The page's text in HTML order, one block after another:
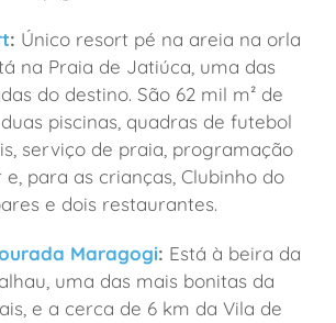
: Único resort pé na areia na orla
na Praia de Jatiúca, uma das
do destino. São 62 mil m² de
piscinas, quadras de futebol
serviço de praia, programação
para as crianças, Clubinho do
e dois restaurantes.
Maragogi: Está à beira da
uma das mais bonitas da
e a cerca de 6 km da Vila de